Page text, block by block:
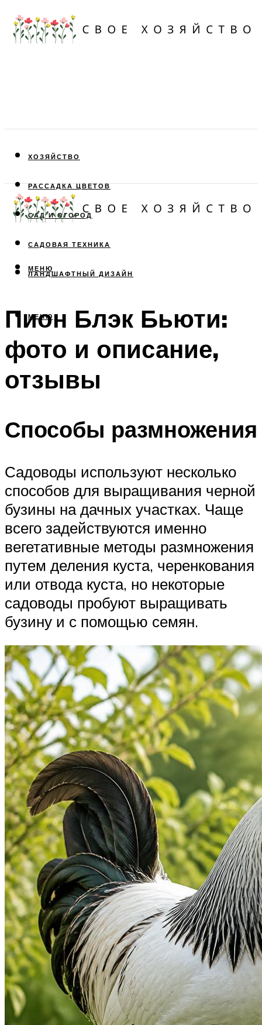
ХОЗЯЙСТВО
РАССАДКА ЦВЕТОВ
САД И ОГОРОД
САДОВАЯ ТЕХНИКА
ЛАНДШАФТНЫЙ ДИЗАЙН
МЕНЮ
МЕНЮ
Пион Блэк Бьюти:
фото и описание,
отзывы
Способы размножения
Садоводы используют несколько
способов для выращивания черной
бузины на дачных участках. Чаще
всего задействуются именно
вегетативные методы размножения
путем деления куста, черенкования
или отвода куста, но некоторые
садоводы пробуют выращивать
бузину и с помощью семян.